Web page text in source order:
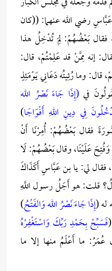
رضي الله عنهما: ((كان
بَعْضُهُمْ: لِمَ تُدْخِلُ هذا
إنه مِمَّنْ قد عَلِمْتُمْ، قال:
وما رُئِيتُه دَعَانِي يَوْمَئِذٍ
في (إِذَا جَاءَ نَصْرُ الله
فِي دِينِ اللهِ أَفْوَاجًا)
السُّورَةَ فقال بَعْضُهُمْ: أُمِرْنَا أَنْ
وَفُتِحَ عَلَيْنَا، وقال بَعْضُهُمْ: لَا
فقال لي: يا بن عَبَّاسٍ أَكَذَاكَ
قلت: هو أَجَلُ رسول اللَّهِ
له (إِذَا جَاءَ نَصْرُ الله وَالفَتْحُ)
فَسَبِّحْ بِحَمْدِ رَبِّكَ وَاسْتَغْفِرْهُ
قال عُمَرُ: ما أَعْلَمُ منها إلا ما